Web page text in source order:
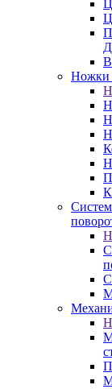
Ножки